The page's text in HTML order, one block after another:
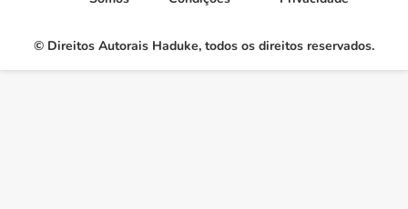
© Direitos Autorais Haduke, todos os direitos reservados.